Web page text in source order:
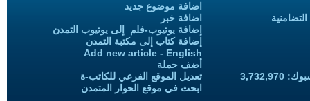
اضافة موضوع جديد
اضافة خبر
إضافة يوتيوب-فلم إلى يوتيوب التمدن
إضافة كتاب إلى مكتبة التمدن
Add new article - English
أضف حملة
تعديل الموقع الفرعي للكاتب-ة
ابحث في موقع الحوار المتمدن